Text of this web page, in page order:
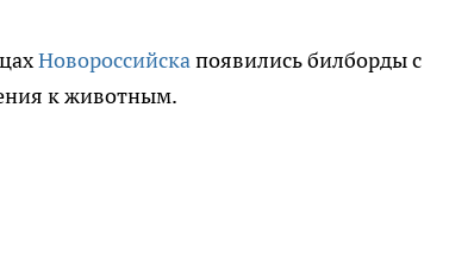
Новороссийскапоявились билборды с
к животным.